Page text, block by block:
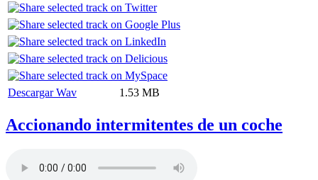
Descargar Wav 1.53 MB
Accionando intermitentes de un coche